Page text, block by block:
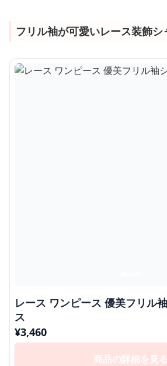
フリル袖が可愛いレース装飾シ
レース ワンピース 優美フリル
ス
¥3,460
商品の詳細を見る